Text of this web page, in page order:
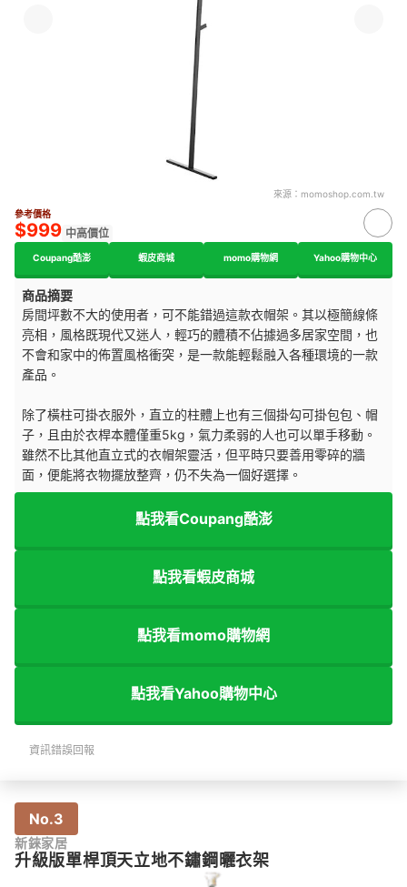
來源： momoshop.com.tw
參考價格
$999 中高價位
Coupang酷澎 蝦皮商城 momo購物網 Yahoo購物中心
商品摘要
房間坪數不大的使用者，可不能錯過這款衣帽架。其以極簡線條
亮相，風格既現代又迷人，輕巧的體積不佔據過多居家空間，也
不會和家中的佈置風格衝突，是一款能輕鬆融入各種環境的一款
產品。
除了橫柱可掛衣服外，直立的柱體上也有三個掛勾可掛包包、帽
子，且由於衣桿本體僅重5kg，氣力柔弱的人也可以單手移動。
雖然不比其他直立式的衣帽架靈活，但平時只要善用零碎的牆
面，便能將衣物擺放整齊，仍不失為一個好選擇。
點我看Coupang酷澎
點我看蝦皮商城
點我看momo購物網
點我看Yahoo購物中心
資訊錯誤回報
No.3
新錸家居
升級版單桿頂天立地不鏽鋼曬衣架